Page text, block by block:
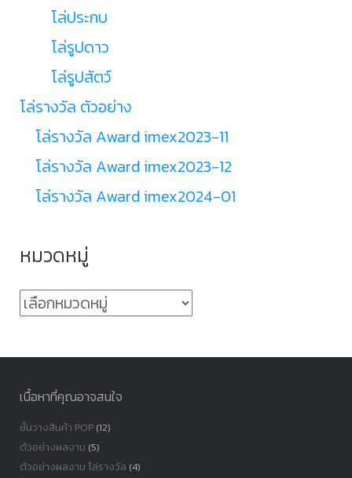
โล่ประกบ
โล่รูปดาว
โล่รูปสัตว์
โล่รางวัล ตัวอย่าง
โล่รางวัล Award imex2023-11
โล่รางวัล Award imex2023-12
โล่รางวัล Award imex2024-01
หมวดหมู่
หมวด
เนื้อหาที่คุณอาจสนใจ
ชั้นวางสินค้า POP(12)
ตัวอย่างผลงาน (5)
ตัวอย่างผลงาน โล่รางวัล (4)